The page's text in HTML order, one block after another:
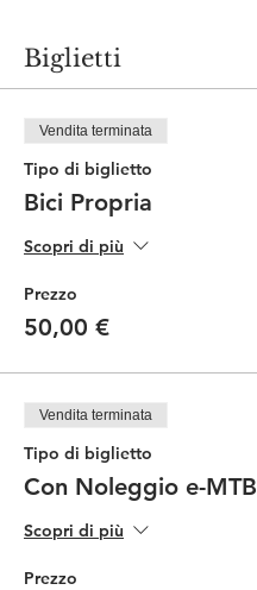
Biglietti
Vendita terminata
Tipo di biglietto
Bici Propria
Scopri di più
Prezzo
50,00 €
Vendita terminata
Tipo di biglietto
Con Noleggio e-MTB
Scopri di più
Prezzo